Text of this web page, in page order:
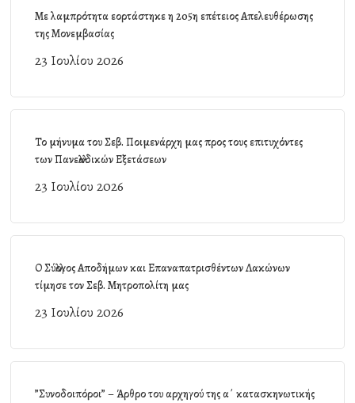
Με λαμπρότητα εορτάστηκε η 205η επέτειος Απελευθέρωσης
της Μονεμβασίας
23 Ιουλίου 2026
Το μήνυμα του Σεβ. Ποιμενάρχη μας προς τους επιτυχόντες
των Πανελλαδικών Εξετάσεων
23 Ιουλίου 2026
Ο Σύλλογος Αποδήμων και Επαναπατρισθέντων Λακώνων
τίμησε τον Σεβ. Μητροπολίτη μας
23 Ιουλίου 2026
”Συνοδοιπόροι” – Άρθρο του αρχηγού της α΄ κατασκηνωτικής